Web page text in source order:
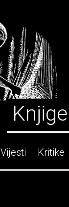
Knjige
Vijesti Kritike